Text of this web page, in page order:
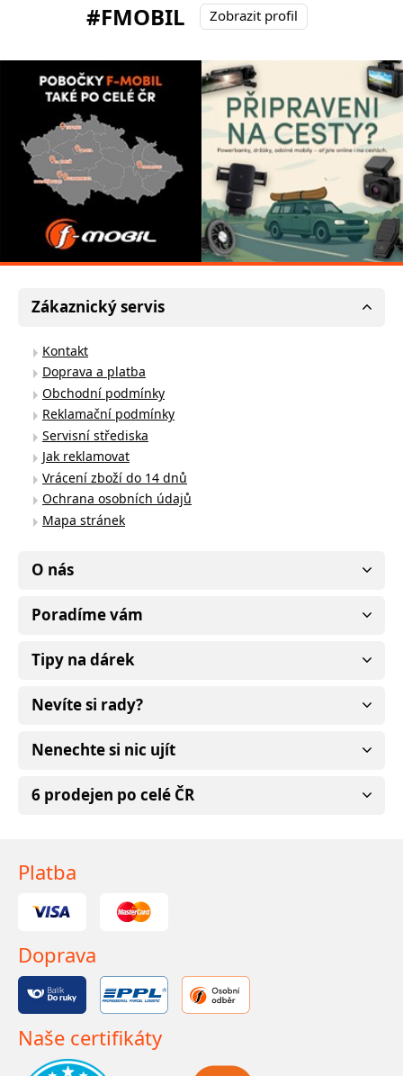
#FMOBIL
Zobrazit profil
Zákaznický servis
Kontakt
Doprava a platba
Obchodní podmínky
Reklamační podmínky
Servisní střediska
Jak reklamovat
Vrácení zboží do 14 dnů
Ochrana osobních údajů
Mapa stránek
O nás
Poradíme vám
Tipy na dárek
Nevíte si rady?
Nenechte si nic ujít
6 prodejen po celé ČR
Platba
Doprava
Naše certifikáty